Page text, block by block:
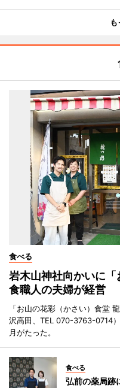
も
食べる
岩木山神社向かいに
食職人の夫婦が経営
「お山の花彩（かさい）食堂
沢高田、TEL 070-3763-0714
月がたった。
食べる
弘前の薬局